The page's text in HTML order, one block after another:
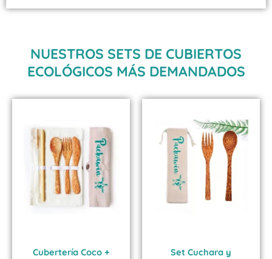
NUESTROS SETS DE CUBIERTOS
ECOLÓGICOS MÁS DEMANDADOS
Cubertería Coco +
Set Cuchara y